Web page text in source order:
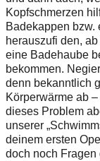
Kopfschmerzen
Badekappen bzw.
herauszufi den,
eine Badehaube
bekommen.
denn bekanntlich
Körperwärme ab
dieses Problem
unserer
deinem ersten
doch noch